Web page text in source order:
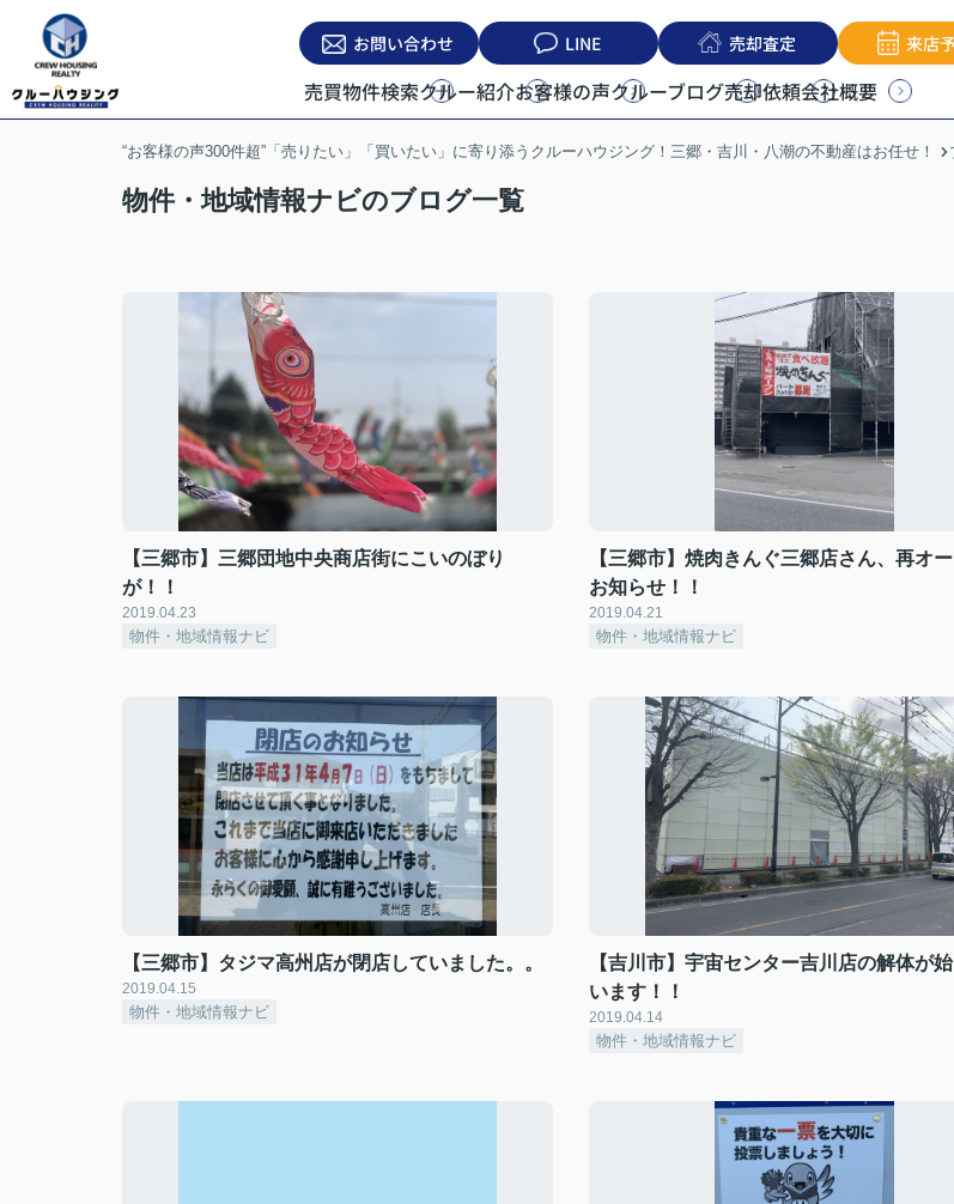
お問い合わせ LINE 売却査定 来店
売買物件検索クルー紹介お客様の声クルーブログ売却依頼会社概要
“お客様の声300件超”「売りたい」「買いたい」に寄り添うクルーハウジング！三郷・吉川・八潮の不動産はお任せ！
物件・地域情報ナビのブログ一覧
【三郷市】三郷団地中央商店街にこいのぼり
が！！
2019.04.23
物件・地域情報ナビ
【三郷市】焼肉きんぐ三郷店さん、再オ
お知らせ！！
2019.04.21
物件・地域情報ナビ
【三郷市】タジマ高州店が閉店していました。。
2019.04.15
物件・地域情報ナビ
【吉川市】宇宙センター吉川店の解体が
います！！
2019.04.14
物件・地域情報ナビ